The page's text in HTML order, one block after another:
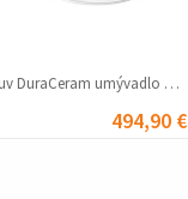
Duravit Luv DuraCeram umývadlo na dosku 50 cm – biele #356275
494,90 €